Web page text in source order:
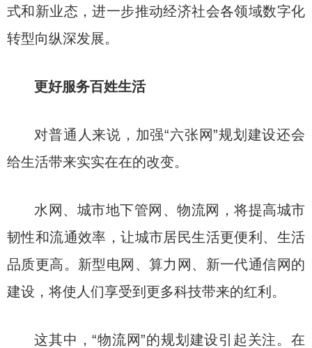
式和新业态，进一步推动经济社会各领域数字化
转型向纵深发展。
更好服务百姓生活
对普通人来说，加强“六张网”规划建设还会
给生活带来实实在在的改变。
水网、城市地下管网、物流网，将提高城市
韧性和流通效率，让城市居民生活更便利、生活
品质更高。新型电网、算力网、新一代通信网的
建设，将使人们享受到更多科技带来的红利。
这其中，“物流网”的规划建设引起关注。在